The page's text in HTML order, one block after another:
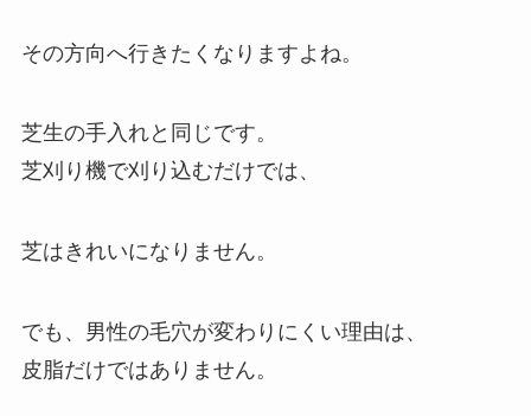
その方向へ行きたくなりますよね。
芝生の手入れと同じです。
芝刈り機で刈り込むだけでは、
芝はきれいになりません。
でも、男性の毛穴が変わりにくい理由は、
皮脂だけではありません。